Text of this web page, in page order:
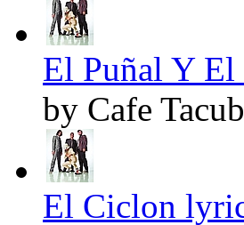
El Puñal Y
by Cafe
El Ciclon